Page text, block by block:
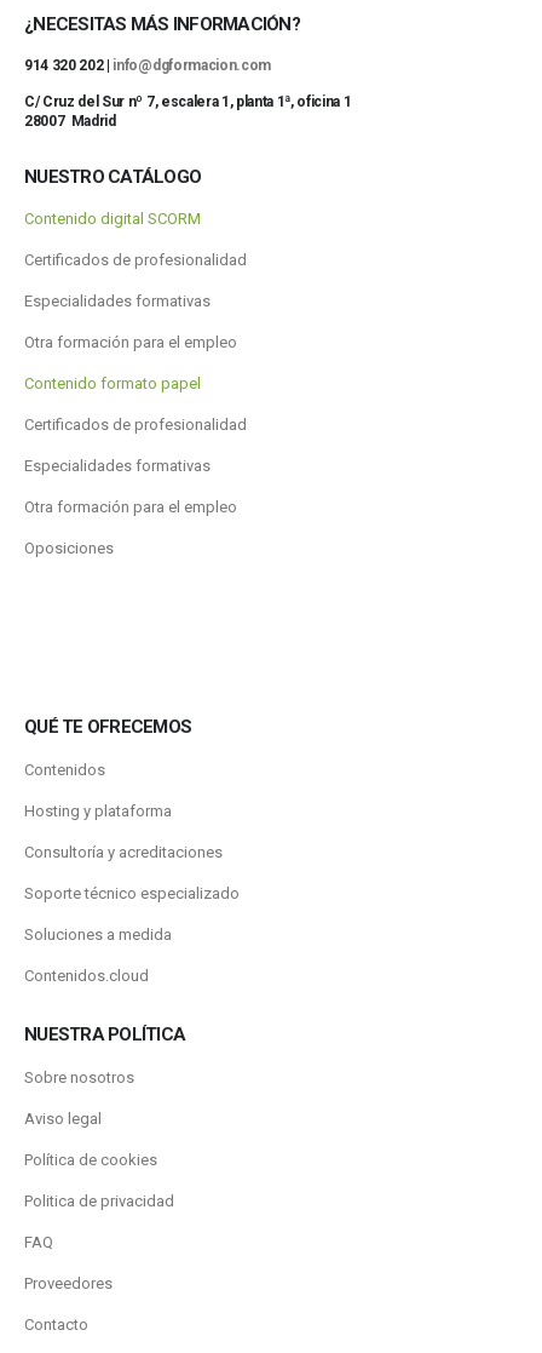
¿NECESITAS MÁS INFORMACIÓN?
914 320 202 | info@dgformacion.com
C/ Cruz del Sur nº 7, escalera 1, planta 1ª, oficina 1
28007 Madrid
NUESTRO CATÁLOGO
Contenido digital SCORM
Certificados de profesionalidad
Especialidades formativas
Otra formación para el empleo
Contenido formato papel
Certificados de profesionalidad
Especialidades formativas
Otra formación para el empleo
Oposiciones
QUÉ TE OFRECEMOS
Contenidos
Hosting y plataforma
Consultoría y acreditaciones
Soporte técnico especializado
Soluciones a medida
Contenidos.cloud
NUESTRA POLÍTICA
Sobre nosotros
Aviso legal
Política de cookies
Politica de privacidad
FAQ
Proveedores
Contacto